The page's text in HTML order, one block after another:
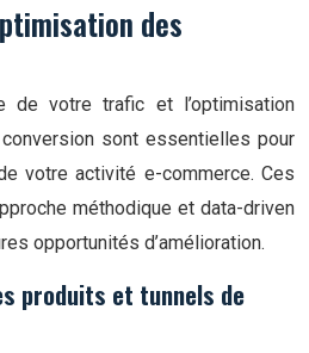
des
de votre trafic et l’optimisation
sont essentielles pour
votre activité e-commerce. Ces
méthodique et data-driven
opportunités d’amélioration.
produits et tunnels de